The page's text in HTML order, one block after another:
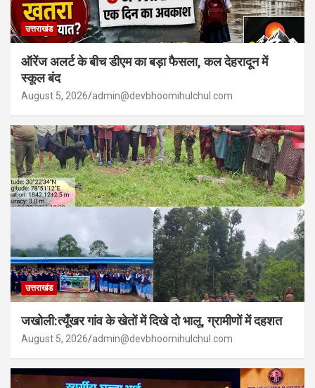
उत्तराखंड
ऑरेंज अलर्ट के बीच डीएम का बड़ा फैसला, कल देहरादून में
स्कूल बंद
August 5, 2026 admin@devbhoomihulchul.com
उत्तराखंड
जखोली:त्यूँखर गांव के खेतों में दिखे दो भालू, ग्रामीणों में दहशत
August 5, 2026 admin@devbhoomihulchul.com